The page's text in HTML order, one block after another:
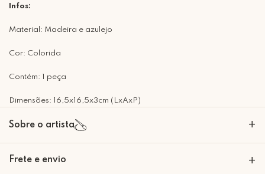
Infos:
Material: Madeira e azulejo
Cor: Colorida
Contém: 1 peça
Dimensões: 16,5x16,5x3cm (LxAxP)
Sobre o artista +
A Mimo Galeria nasceu para transformar paredes em expressões de
Frete e envio +